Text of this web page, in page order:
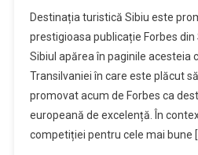
Destinația turistică Sibiu este
prestigioasa publicație Forbes din
Sibiul apărea în paginile acesteia
Transilvaniei în care este plăcut
promovat acum de Forbes ca
europeană de excelență. În
competiției pentru cele mai bune